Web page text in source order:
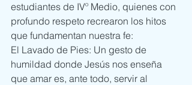
estudiantes de IVº Medio, quienes con
profundo respeto recrearon los hitos
que fundamentan nuestra fe:
El Lavado de Pies: Un gesto de
humildad donde Jesús nos enseña
que amar es, ante todo, servir al